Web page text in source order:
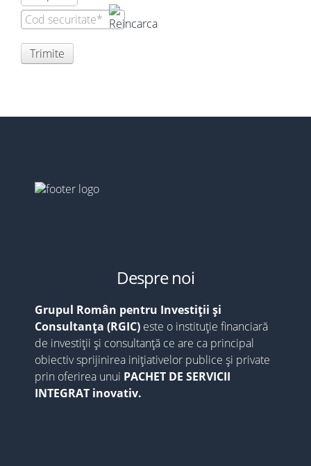
Trimite
Despre noi
Grupul Român pentru Investiții și
Consultanța (RGIC) este o instituție financiară
de investiții și consultanță ce are ca principal
obiectiv sprijinirea inițiativelor publice și private
prin oferirea unui PACHET DE SERVICII
INTEGRAT inovativ.